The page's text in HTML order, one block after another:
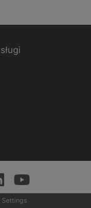
Settings